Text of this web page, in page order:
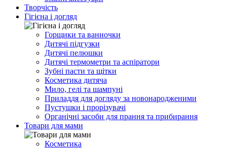
Творчість
Гігієна і догляд
Горщики та ванночки
Дитячі підгузки
Дитячі пелюшки
Дитячі термометри та аспіратори
Зубні пасти та щітки
Косметика дитяча
Мило, гелі та шампуні
Приладдя для догляду за новонародженими
Пустушки і прорізувачі
Органічні засоби для прання та прибирання
Товари для мами
Косметика